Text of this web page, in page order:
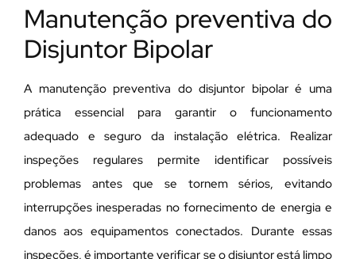
Manutenção preventiva do
Disjuntor Bipolar
A manutenção preventiva do disjuntor bipolar é uma
prática essencial para garantir o funcionamento
adequado e seguro da instalação elétrica. Realizar
inspeções regulares permite identificar possíveis
problemas antes que se tornem sérios, evitando
interrupções inesperadas no fornecimento de energia e
danos aos equipamentos conectados. Durante essas
inspeções, é importante verificar se o disjuntor está limpo